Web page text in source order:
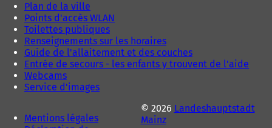
Plan de la ville
Points d'accès WLAN
Toilettes publiques
Renseignements sur les horaires
Guide de l'allaitement et des couches
Entrée de secours - les enfants y trouvent de l'aide
Webcams
Service d'images
Mentions légales
© 2026 Landeshauptstadt
Mainz